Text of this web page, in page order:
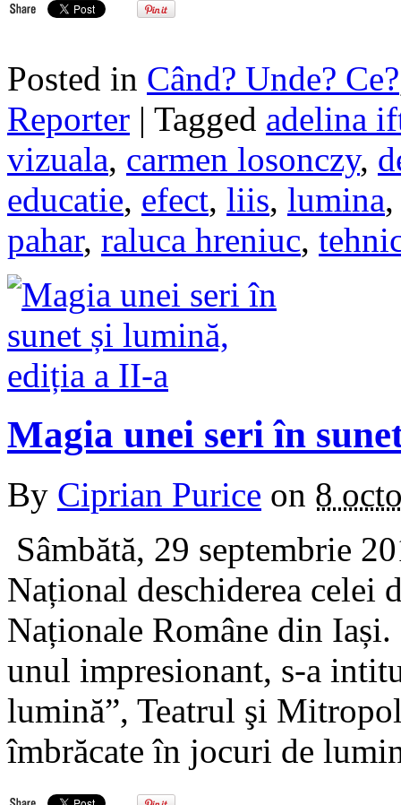
Posted in Când? Unde? Ce?
Reporter | Tagged adelina
vizuala, carmen losonczy,
educatie, efect, liis, lumina
pahar, raluca hreniuc,
Magia unei seri în
By Ciprian Purice on 8
Sâmbătă, 29 septembrie
Național deschiderea celei
Naționale Române din
unul impresionant, s-a
lumină”, Teatrul şi
îmbrăcate în jocuri de